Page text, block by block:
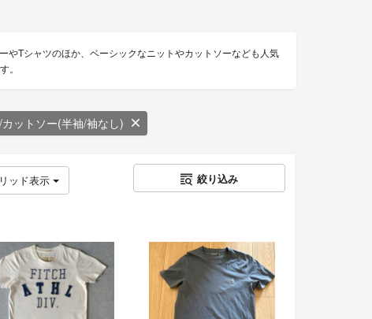
やTシャツのほか、ベーシックなニットやカットソーなども人気
。
ットソー(半袖/袖なし)
ッド表示 絞り込み